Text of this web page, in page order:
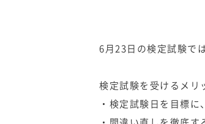
6月23日の検定試験で
検定試験を受けるメリ
・検定試験日を目標に